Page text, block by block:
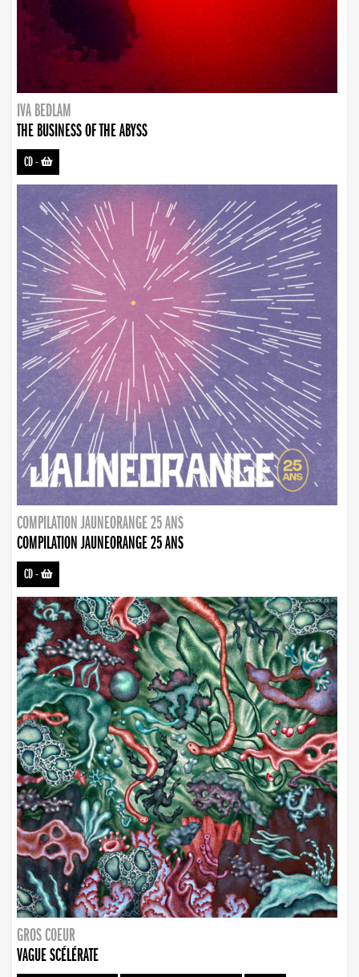
IVA BEDLAM
THE BUSINESS OF THE ABYSS
CD-
COMPILATION JAUNEORANGE 25 ANS
COMPILATION JAUNEORANGE 25 ANS
CD-
GROS COEUR
VAGUE SCÉLÉRATE